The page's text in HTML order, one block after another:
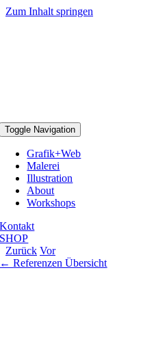
Zum Inhalt springen
Toggle Navigation
Grafik+Web
Malerei
Illustration
About
Workshops
Kontakt
SHOP
Zurück Vor
←Referenzen Übersicht